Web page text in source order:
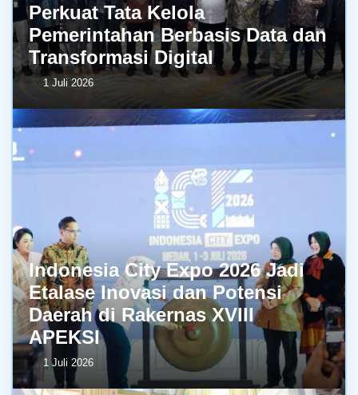
Perkuat Tata Kelola
Pemerintahan Berbasis Data dan
Transformasi Digital
1 Juli 2026
Indonesia City Expo 2026 Jadi
Etalase Inovasi dan Potensi
Daerah di Rakernas XVIII
APEKSI
1 Juli 2026